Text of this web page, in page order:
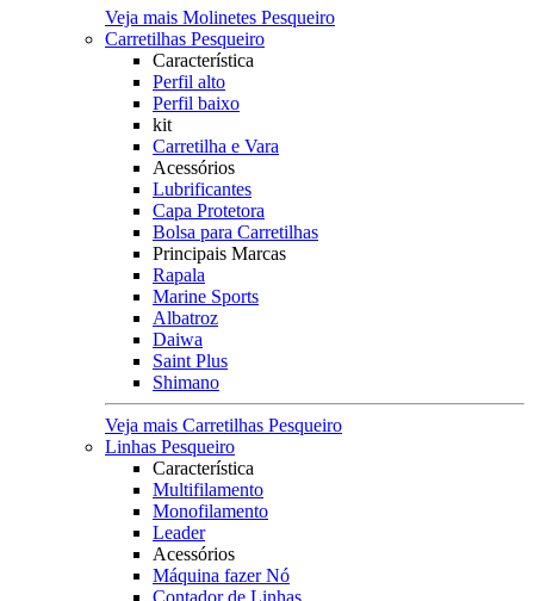
Veja mais Molinetes Pesqueiro
Carretilhas Pesqueiro
Característica
Perfil alto
Perfil baixo
kit
Carretilha e Vara
Acessórios
Lubrificantes
Capa Protetora
Bolsa para Carretilhas
Principais Marcas
Rapala
Marine Sports
Albatroz
Daiwa
Saint Plus
Shimano
Veja mais Carretilhas Pesqueiro
Linhas Pesqueiro
Característica
Multifilamento
Monofilamento
Leader
Acessórios
Máquina fazer Nó
Contador de Linhas